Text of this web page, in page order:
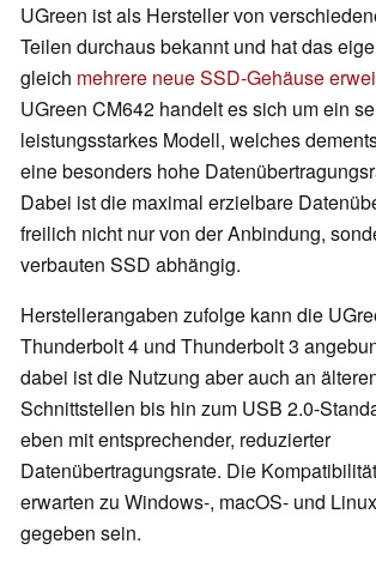
UGreen ist als Hersteller von
Teilen durchaus bekannt und hat das
gleich mehrere neue SSD-Gehäuse
UGreen CM642 handelt es sich um ein
leistungsstarkes Modell, welches
eine besonders hohe
Dabei ist die maximal erzielbare
freilich nicht nur von der Anbindung,
verbauten SSD abhängig.
Herstellerangaben zufolge kann die
Thunderbolt 4 und Thunderbolt 3
dabei ist die Nutzung aber auch an
Schnittstellen bis hin zum USB 2.0-
eben mit entsprechender, reduzierter
Datenübertragungsrate. Die
erwarten zu Windows-, macOS- und
gegeben sein.